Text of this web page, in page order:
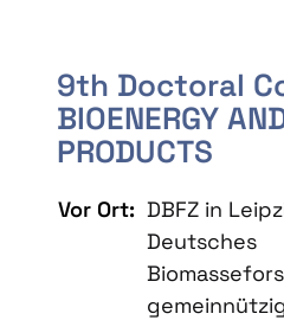
9th Doctoral
BIOENERGY
PRODUCTS
Vor Ort: DBFZ in
Deutsches